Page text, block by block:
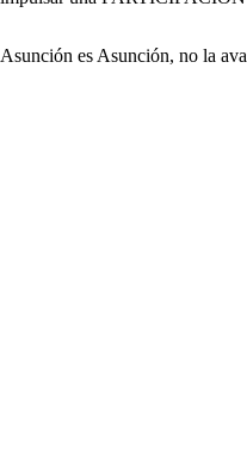
Asunción es Asunción, no la